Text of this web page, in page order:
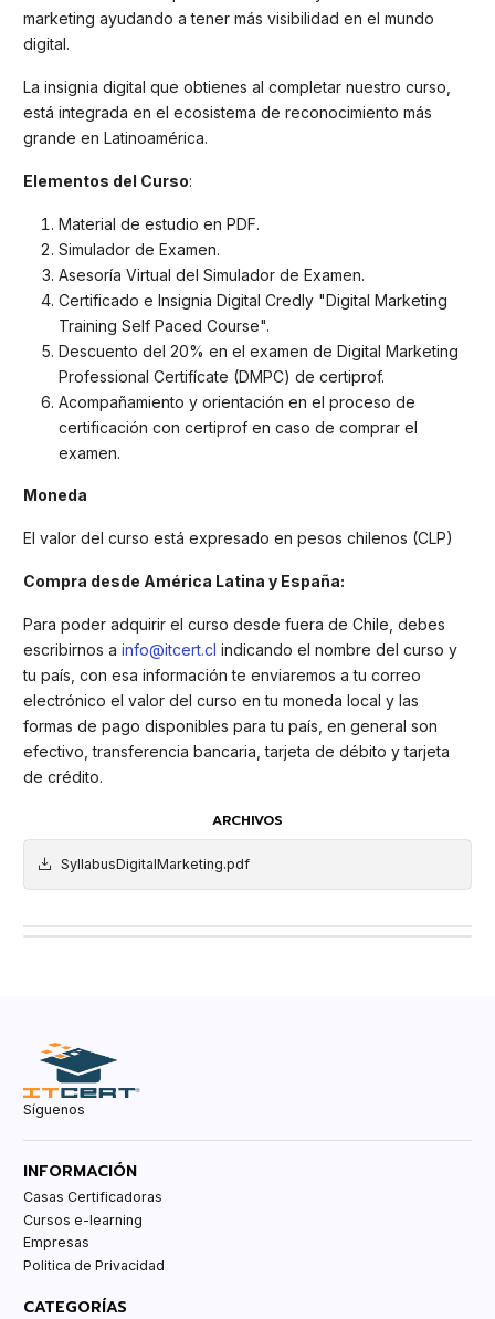
marketing ayudando a tener más visibilidad en el mundo
digital.
La insignia digital que obtienes al completar nuestro curso,
está integrada en el ecosistema de reconocimiento más
grande en Latinoamérica.
Elementos del Curso:
Material de estudio en PDF.
Simulador de Examen.
Asesoría Virtual del Simulador de Examen.
Certificado e Insignia Digital Credly "Digital Marketing
Training Self Paced Course".
Descuento del 20% en el examen de Digital Marketing
Professional Certifícate (DMPC) de certiprof.
Acompañamiento y orientación en el proceso de
certificación con certiprof en caso de comprar el
examen.
Moneda
El valor del curso está expresado en pesos chilenos (CLP)
Compra desde América Latina y España:
Para poder adquirir el curso desde fuera de Chile, debes
escribirnos a info@itcert.cl indicando el nombre del curso y
tu país, con esa información te enviaremos a tu correo
electrónico el valor del curso en tu moneda local y las
formas de pago disponibles para tu país, en general son
efectivo, transferencia bancaria, tarjeta de débito y tarjeta
de crédito.
ARCHIVOS
SyllabusDigitalMarketing.pdf
Síguenos
INFORMACIÓN
Casas Certificadoras
Cursos e-learning
Empresas
Politica de Privacidad
CATEGORÍAS